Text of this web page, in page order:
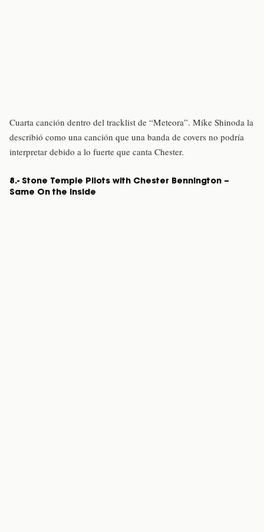
Cuarta canción dentro del tracklist de “Meteora”. Mike Shinoda la
describió como una canción que una banda de covers no podría
interpretar debido a lo fuerte que canta Chester.
8.- Stone Temple Pilots with Chester Bennington –
Same On the Inside